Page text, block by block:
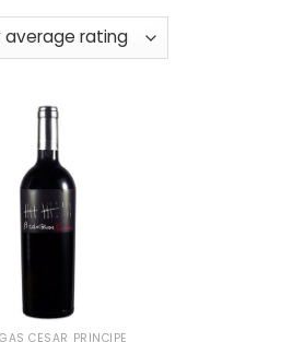
CÉSAR PRÍNCIPE